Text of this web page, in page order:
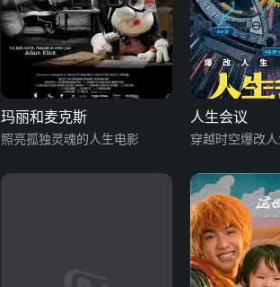
玛丽和麦克斯
照亮孤独灵魂的人生电影
人生会议
穿越时空爆改人